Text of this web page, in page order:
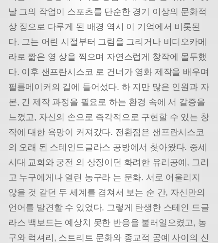
날 그의 작업이 스포츠를 단순한 경기 이상의 문화적
상 징으로 다루게 된 배경 역시 이 기억에서 비롯된
다. 그는 어린 시절부터 그림을 그리거나 비디오카메
라로 짧은 영 상을 찍으며 자연스럽게 창작에 몰두했
다. 이후 샌프란시스코 로 건너가 영화 제작을 배우며
필름메이커의 길에 들어섰다. 하 지만 많은 인원과 자
본, 긴 제작 과정을 필요로 하는 환경 속에 서 갈증을
느꼈고, 자신의 손으로 즉각적으로 구현할 수 있는 창
작에 대한 욕망이 커져갔다. 전환점은 샌프란시스코
의 오래 된 스테인드글라스 공방에서 찾아왔다. 중세
시대 교회와 궁전 의 상징이던 화려한 유리공예, 그리
고 누구에게나 열린 농구라 는 문화. 서로 어울리지
않을 것 같던 두 세계를 겹쳐서 보는 순 간, 자신만의
언어를 발견할 수 있었다. 그렇게 탄생한 스테인 드글
라스 백보드는 예상치 못한 반응을 불러일으켰고, 농
구와 럭셔리, 스트리트 문화와 종교적 공예 사이의 신